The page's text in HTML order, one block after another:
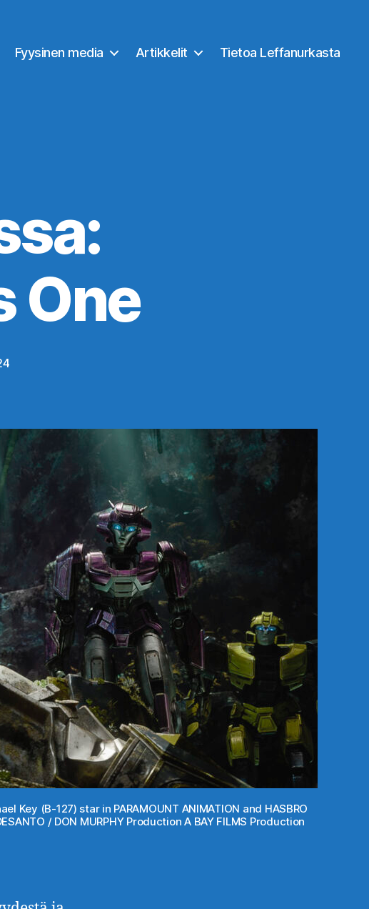
Fyysinen media Artikkelit Tietoa Leffanurkasta
One
(B-127) star in PARAMOUNT ANIMATION and HASBRO
/ DON MURPHY Production A BAY FILMS Production